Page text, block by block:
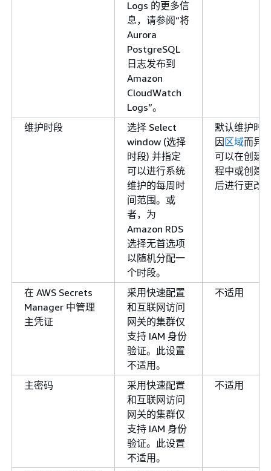
Logs 的更多信
息，请参阅“将
Aurora
PostgreSQL
日志发布到
Amazon
CloudWatch
Logs”。
维护时段
选择 Select
window (选择
时段) 并指定
可以进行系统
维护的每周时
间范围。或
者，为
Amazon RDS
选择无首选项
以随机分配一
个时段。
默认维护时
因区域而异
可以在创建
程中或创建
后进行更改
在 AWS Secrets
Manager 中管理
主凭证
采用快速配置
和互联网访问
网关的集群仅
支持 IAM 身份
验证。此设置
不适用。
不适用
主密码
采用快速配置
和互联网访问
网关的集群仅
支持 IAM 身份
验证。此设置
不适用。
不适用